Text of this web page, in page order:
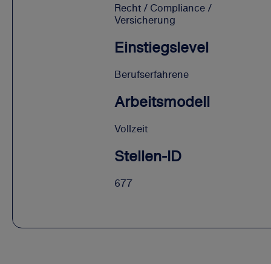
Recht / Compliance /
Versicherung
Einstiegslevel
Berufserfahrene
Arbeitsmodell
Vollzeit
Stellen-ID
677